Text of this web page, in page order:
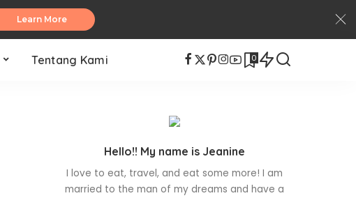
Learn More
Tentang Kami 0
Hello!! My name is Jeanine
I love to eat, travel, and eat some more! I am
married to the man of my dreams and have a